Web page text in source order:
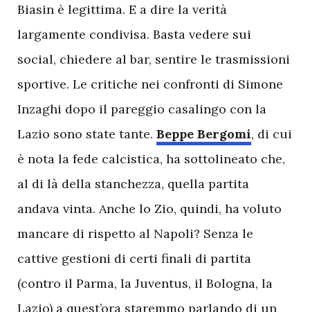
Biasin è legittima. E a dire la verità
largamente condivisa. Basta vedere sui
social, chiedere al bar, sentire le trasmissioni
sportive. Le critiche nei confronti di Simone
Inzaghi dopo il pareggio casalingo con la
Lazio sono state tante. Beppe Bergomi, di cui
è nota la fede calcistica, ha sottolineato che,
al di là della stanchezza, quella partita
andava vinta. Anche lo Zio, quindi, ha voluto
mancare di rispetto al Napoli? Senza le
cattive gestioni di certi finali di partita
(contro il Parma, la Juventus, il Bologna, la
Lazio) a quest’ora staremmo parlando di un